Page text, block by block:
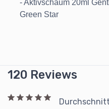
- Aktivschaum 20ml
Green Star
120 Reviews